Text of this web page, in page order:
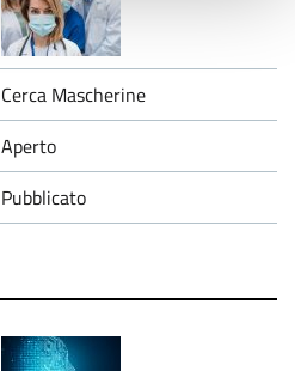
Cerca Mascherine
Aperto
Pubblicato